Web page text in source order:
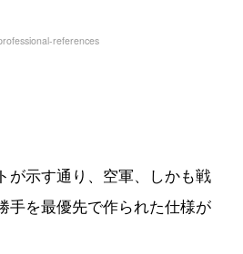
references
が示す通り、空軍、しかも戦
手を最優先で作られた仕様が